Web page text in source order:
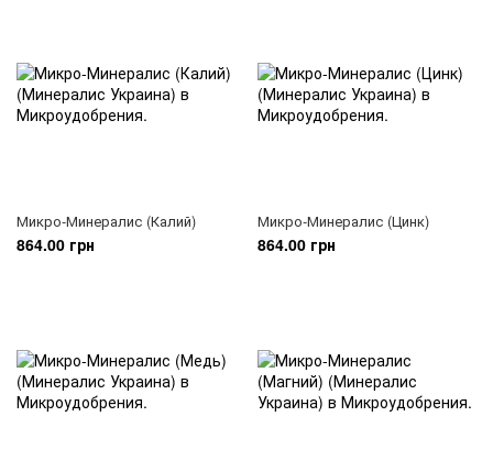
Микро-Минералис (Калий)
864.00 грн
Микро-Минералис (Цинк)
864.00 грн